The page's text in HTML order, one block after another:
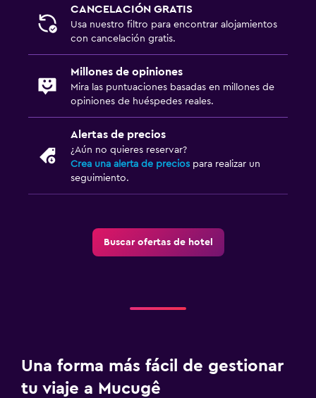
CANCELACIÓN GRATIS
Usa nuestro filtro para encontrar alojamientos
con cancelación gratis.
Millones de opiniones
Mira las puntuaciones basadas en millones de
opiniones de huéspedes reales.
Alertas de precios
¿Aún no quieres reservar?
Crea una alerta de precios para realizar un
seguimiento.
Buscar ofertas de hotel
Una forma más fácil de gestionar
tu viaje a Mucugê